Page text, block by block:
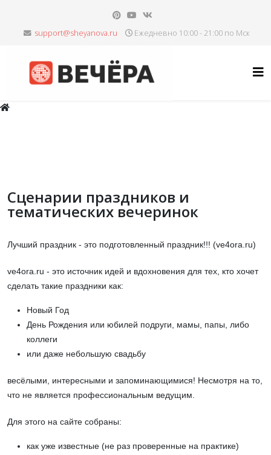
Ежедневно 10:00 - 21:00 по Мск
Сценарии праздников и
тематических вечеринок
Лучший праздник - это подготовленный праздник!!! (ve4ora.ru)
ve4ora.ru - это источник идей и вдохновения для тех, кто хочет
сделать такие праздники как:
Новый Год
День Рождения или юбилей подруги, мамы, папы, либо
коллеги
или даже небольшую свадьбу
весёлыми, интересными и запоминающимися! Несмотря на то,
что не является профессиональным ведущим.
Для этого на сайте собраны:
как уже известные (не раз проверенные на практике)